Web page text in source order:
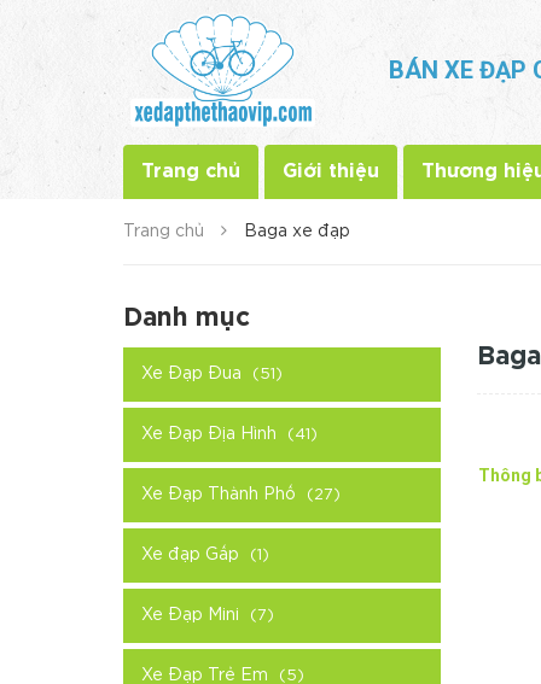
BÁN XE ĐẠP
Trang chủ Giới thiệu Thương
Trang chủ Baga xe đạp
Thông
Danh mục
Xe Đạp Đua (51)
Xe Đạp Địa Hình (41)
Xe Đạp Thành Phố (27)
Xe đạp Gấp (1)
Xe Đạp Mini (7)
Xe Đạp Trẻ Em (5)